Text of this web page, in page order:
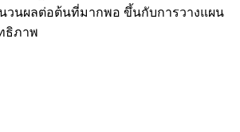
วนผลต่อต้นที่มากพอ ขึ้นกับการวางแผน
ธิภาพ